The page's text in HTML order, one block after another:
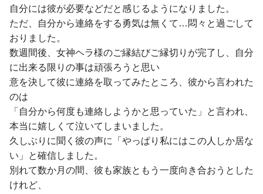
自分には彼が必要などだと感じるようになりました。
ただ、自分から連絡をする勇気は無くて…悶々と過ごして
おりました。
数週間後、女神ヘラ様のご縁結びご縁切りが完了し、自分
に出来る限りの事は頑張ろうと思い
意を決して彼に連絡を取ってみたところ、彼から言われた
のは
「自分から何度も連絡しようかと思っていた」と言われ、
本当に嬉しくて泣いてしまいました。
久しぶりに聞く彼の声に「やっぱり私にはこの人しか居な
い」と確信しました。
別れて数か月の間、彼も家族ともう一度向き合おうとした
けれど、